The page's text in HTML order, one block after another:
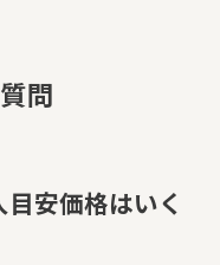
問
安価格はいく